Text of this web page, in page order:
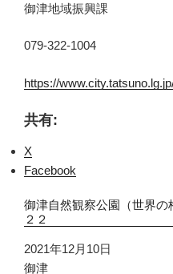
御津地域振興課
079-322-1004
https://
共有:
X
Facebook
御津自然観察公園（世界
２２
日付
2021年12月10日
関連理由
御津